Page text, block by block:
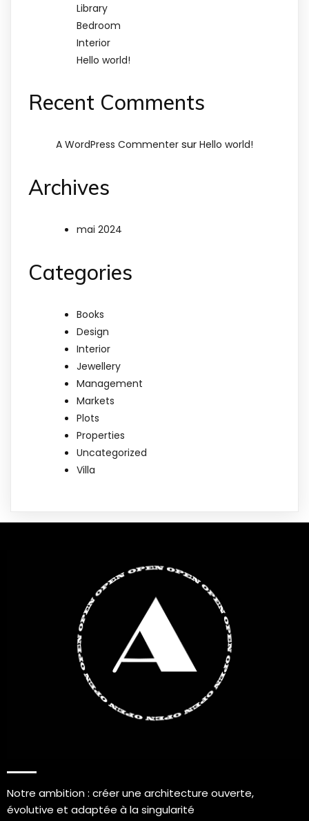
Library
Bedroom
Interior
Hello world!
Recent Comments
A WordPress Commenter sur Hello world!
Archives
mai 2024
Categories
Books
Design
Interior
Jewellery
Management
Markets
Plots
Properties
Uncategorized
Villa
Notre ambition : créer une architecture ouverte,
évolutive et adaptée à la singularité